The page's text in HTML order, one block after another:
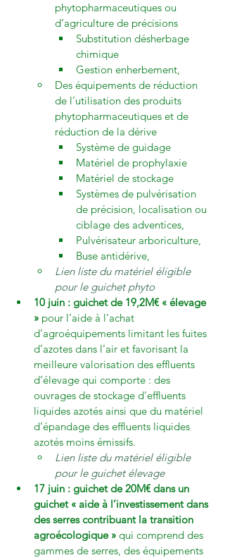
phytopharmaceutiques ou
d’agriculture de précisions
Substitution désherbage
chimique
Gestion enherbement,
Des équipements de réduction
de l’utilisation des produits
phytopharmaceutiques et de
réduction de la dérive
Système de guidage
Matériel de prophylaxie
Matériel de stockage
Systèmes de pulvérisation
de précision, localisation ou
ciblage des adventices,
Pulvérisateur arboriculture,
Buse antidérive,
Lien liste du matériel éligible
pour le guichet phyto
10 juin : guichet de 19,2M€ « élevage
» pour l’aide à l’achat
d’agroéquipements limitant les fuites
d’azotes dans l’air et favorisant la
meilleure valorisation des effluents
d’élevage qui comporte : des
ouvrages de stockage d’effluents
liquides azotés ainsi que du matériel
d’épandage des effluents liquides
azotés moins émissifs.
Lien liste du matériel éligible
pour le guichet élevage
17 juin : guichet de 20M€ dans un
guichet « aide à l’investissement dans
des serres contribuant la transition
agroécologique » qui comprend des
gammes de serres, des équipements